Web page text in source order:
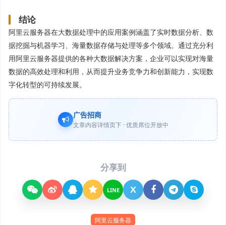
结论
阿里云服务器在大数据处理中的应用案例涵盖了实时数据分析、数
据挖掘与机器学习、海量数据存储与处理等多个领域。通过充分利
用阿里云服务器提供的各种大数据解决方案，企业可以实现对海量
数据的高效处理和利用，从而提升业务竞争力和创新能力，实现数
字化转型的可持续发展。
广告招商
文章内容详情页下 · 优质席位开放中
分享到
LINE X
阿里云服务器